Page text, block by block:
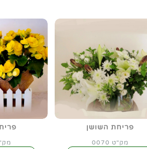
פריחת השושן
מק"ט 0070 מק"ט